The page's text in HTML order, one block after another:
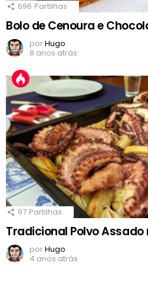
696 Partilhas
Bolo de Cenoura e
porHugo
8 anos atrás
97 Partilhas
Tradicional Polvo Assado
porHugo
4 anos atrás